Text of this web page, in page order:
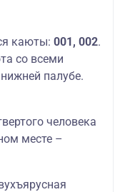
каюты: 001, 002.
со всеми
палубе.
человека
месте –